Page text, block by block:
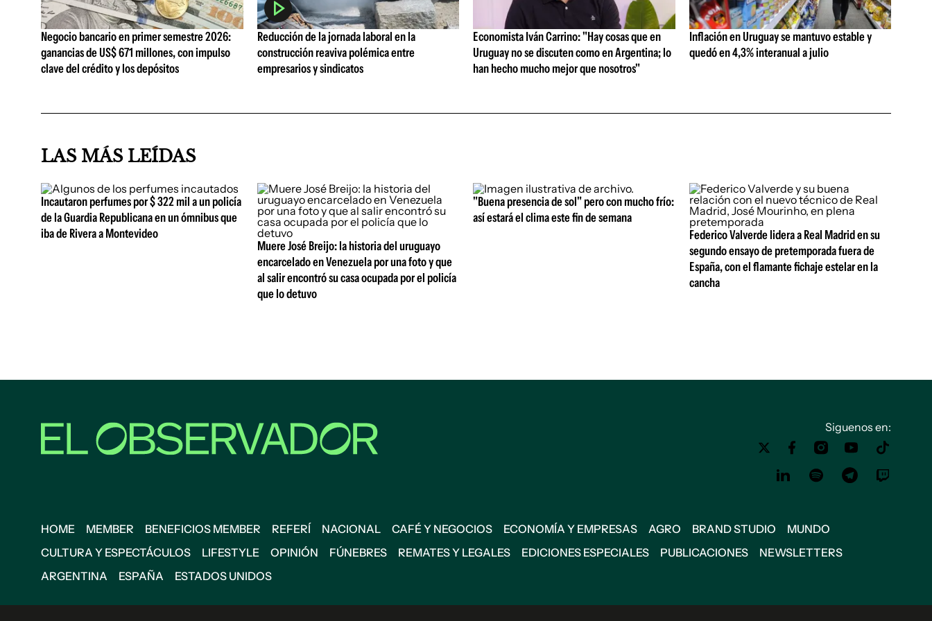
Negocio bancario en primer semestre 2026:
ganancias de US$ 671 millones, con impulso
clave del crédito y los depósitos
Reducción de la jornada laboral en la
construcción reaviva polémica entre
empresarios y sindicatos
Economista Iván Carrino: "Hay cosas que en
Uruguay no se discuten como en Argentina; lo
han hecho mucho mejor que nosotros"
Inflación en Uruguay se mantuvo estable y
quedó en 4,3% interanual a julio
LAS MÁS LEÍDAS
Incautaron perfumes por $ 322 mil a un policía
de la Guardia Republicana en un ómnibus que
iba de Rivera a Montevideo
Muere José Breijo: la historia del uruguayo
encarcelado en Venezuela por una foto y que
al salir encontró su casa ocupada por el policía
que lo detuvo
"Buena presencia de sol" pero con mucho frío:
así estará el clima este fin de semana
Federico Valverde lidera a Real Madrid en su
segundo ensayo de pretemporada fuera de
España, con el flamante fichaje estelar en la
cancha
Siguenos en:
HOME MEMBER BENEFICIOS MEMBER REFERÍ NACIONAL CAFÉ Y NEGOCIOS ECONOMÍA Y EMPRESAS AGRO BRAND STUDIO
MUNDO
CULTURA Y ESPECTÁCULOS
LIFESTYLE OPINIÓN FÚNEBRES REMATES Y LEGALES EDICIONES ESPECIALES PUBLICACIONES
NEWSLETTERS
ARGENTINA
ESPAÑA ESTADOS UNIDOS